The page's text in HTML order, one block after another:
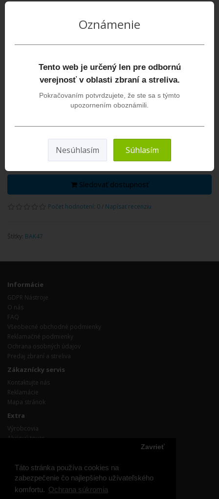
Táto stránka používa cookies na
zabezpečenie čo najlepšieho užívateľského
komfortu. Ochrana súkromia
Zavrieť
Dostupnosť: tovar nie je skladom
Bez DPH:75,00€
Dostupnosť:
nie je skladom
Sledovať dostupnosť
Počet hodnotení: 0 / Napísať recenziu
Štítky: BAK47
Informácie
GDPR Nástroje
O nás
FAQ
Všeobecné obchodné podmienky
Reklamačné podmienky
Ochrana osobných údajov
Predaj zbraní a streliva
Zákaznícky servis
Kontaktujte nás
Reklamácie
Mapa stránok
Extra
Výrobcovia
Akciový tovar
Účet
Objednávka
Obľúbené produkty
Prihláste / odhláste sa z odoberania noviniek
Oznámenie
Tento web je určený len pre odbornú
verejnosť v oblasti zbraní a streliva.
Pokračovaním potvrdzujete, že ste sa s týmto
upozornením oboznámili.
Nesúhlasím Súhlasím